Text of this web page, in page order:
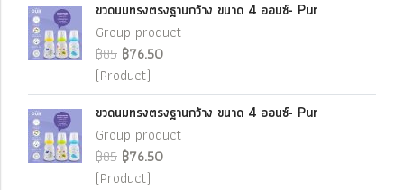
ขวดนมทรงตรงฐานกว้าง ขนาด 4 ออนซ์- Pur
Group product
฿85 ฿76.50
(Product)
ขวดนมทรงตรงฐานกว้าง ขนาด 4 ออนซ์- Pur
Group product
฿85 ฿76.50
(Product)